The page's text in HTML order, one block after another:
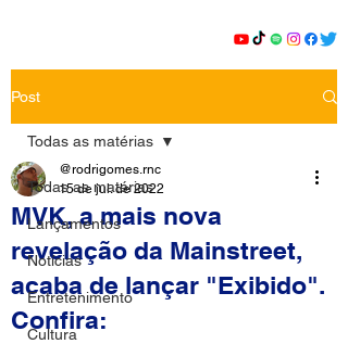
Post
Todas as matérias
Lançamentos
Notícias
Entretenimento
Cultura
Todas as matérias
MVK, a mais nova
revelação da Mainstreet,
acaba de lançar "Exibido".
Confira:
@rodrigomes.rnc
15 de jul. de 2022